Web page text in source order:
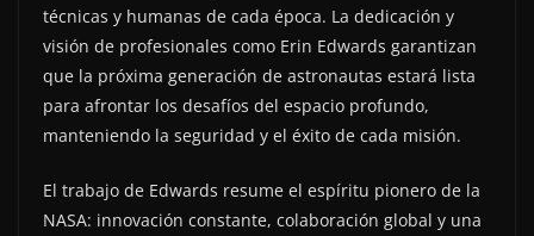
técnicas y humanas de cada época. La dedicación y
visión de profesionales como Erin Edwards garantizan
que la próxima generación de astronautas estará lista
para afrontar los desafíos del espacio profundo,
manteniendo la seguridad y el éxito de cada misión.
El trabajo de Edwards resume el espíritu pionero de la
NASA: innovación constante, colaboración global y una